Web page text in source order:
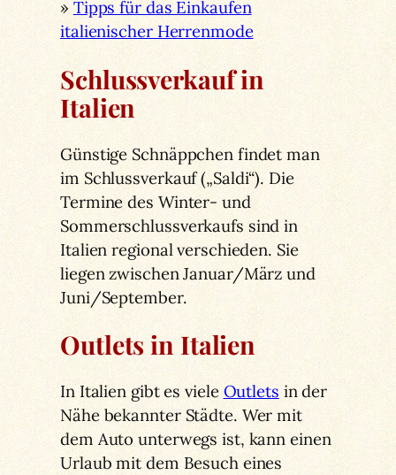
» Tipps für das Einkaufen
italienischer Herrenmode
Schlussverkauf in
Italien
Günstige Schnäppchen findet man
im Schlussverkauf („Saldi“). Die
Termine des Winter- und
Sommerschlussverkaufs sind in
Italien regional verschieden. Sie
liegen zwischen Januar/März und
Juni/September.
Outlets in Italien
In Italien gibt es viele Outlets in der
Nähe bekannter Städte. Wer mit
dem Auto unterwegs ist, kann einen
Urlaub mit dem Besuch eines